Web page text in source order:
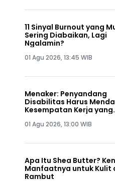
11 Sinyal Burnout yang
Sering Diabaikan, Lagi
Ngalamin?
01 Agu 2026, 13:45 WIB
Menaker: Penyandang
Disabilitas Harus
Kesempatan Kerja yang
01 Agu 2026, 13:00 WIB
Apa Itu Shea Butter?
Manfaatnya untuk Kulit
Rambut